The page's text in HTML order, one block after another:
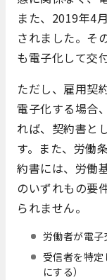
また、2019年4
されました。そ
も電子化して交
ただし、雇用契
電子化する場合
れば、契約書と
す。また、労働
約書には、労働
のいずれもの要
られません。
労働者が電
受信者を特
にする）